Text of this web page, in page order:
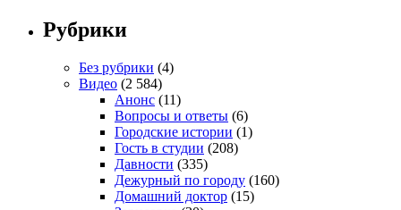
Рубрики
Без рубрики (4)
Видео (2 584)
Анонс (11)
Вопросы и ответы (6)
Городские истории (1)
Гость в студии (208)
Давности (335)
Дежурный по городу (160)
Домашний доктор (15)